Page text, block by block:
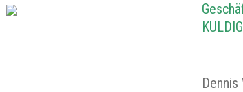
KULDIG